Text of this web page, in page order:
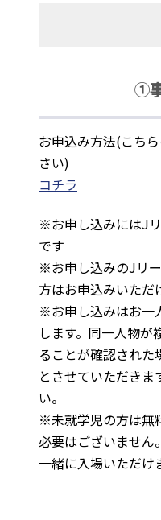
①
お申込み方法(こち
さい)
コチラ
※お申し込みにはJ
です
※お申し込みのJリ
方はお申込みいただ
※お申し込みはお一
します。同一人物が
ることが確認され
とさせていただきま
い。
※未就学児の方は無
必要はございません
一緒に入場いただけ